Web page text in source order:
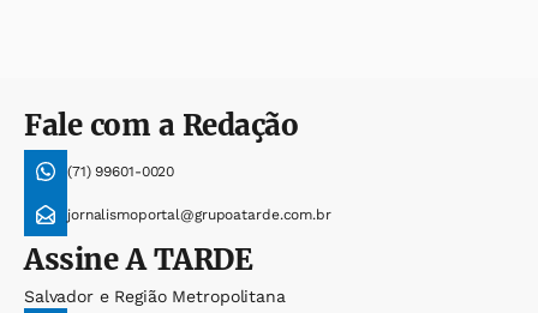
Fale com a Redação
(71) 99601-0020
jornalismoportal@grupoatarde.com.br
AssineA TARDE
Salvador e Região Metropolitana